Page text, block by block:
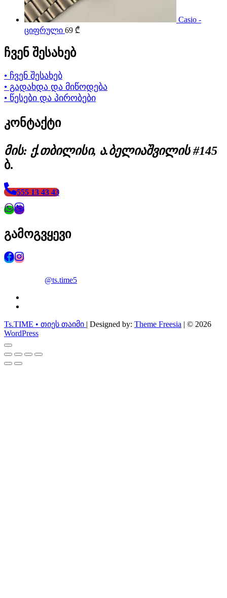
Casio -
ციფრული 69 ₾
ჩვენ შესახებ
• ჩვენ შესახებ
• გადახდა და მიწოდება
• წესები და პირობები
კონტაქტი
მის: ქ.თბილისი, ა.ბელიაშვილის #145
ბ.
555 13 43 43
გამოგვყევი
@ts.time5
Ts.TIME • თიეს თაიმი | Designed by: Theme Freesia | © 2026
WordPress
Go
to
top